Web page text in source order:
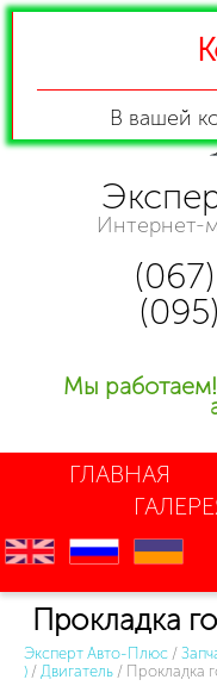
Интернет-
Мы
ГЛАВНАЯ
en ru uk
Прокладка
Эксперт Авто-Плюс /
) / Двигатель / Прокладка
В вашей